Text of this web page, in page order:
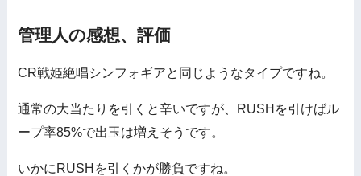
管理人の感想、評価
CR戦姫絶唱シンフォギアと同じようなタイプですね。
通常の大当たりを引くと辛いですが、RUSHを引けばル
ープ率85%で出玉は増えそうです。
いかにRUSHを引くかが勝負ですね。